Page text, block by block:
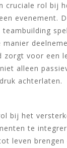
cruciale rol bij
evenement.
zorgt voor een
alleen
achterlaten.
bij het
te
leven